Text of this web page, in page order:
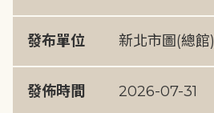
發布單位 新北市圖(總館)
發佈時間 2026-07-31